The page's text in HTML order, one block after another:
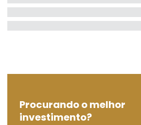
Procurando o melhor
investimento?